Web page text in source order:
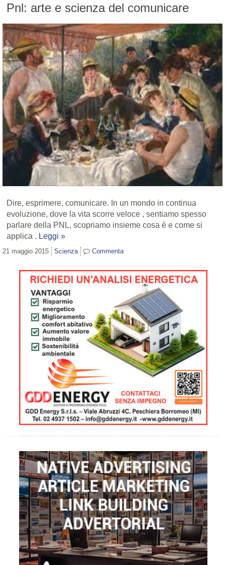
Pnl: arte e scienza del comunicare
Dire, esprimere, comunicare. In un mondo in continua
evoluzione, dove la vita scorre veloce , sentiamo spesso
parlare della PNL, scopriamo insieme cosa è e come si
applica . Leggi »
21 maggio 2015 Scienza Commenta